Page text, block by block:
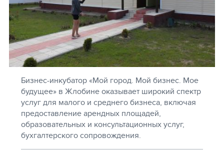
Бизнес-инкубатор «Мой город. Мой бизнес. Мое
будущее» в Жлобине оказывает широкий спектр
услуг для малого и среднего бизнеса, включая
предоставление арендных площадей,
образовательных и консультационных услуг,
бухгалтерского сопровождения.